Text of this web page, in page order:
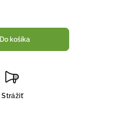
Do košíka
Strážiť